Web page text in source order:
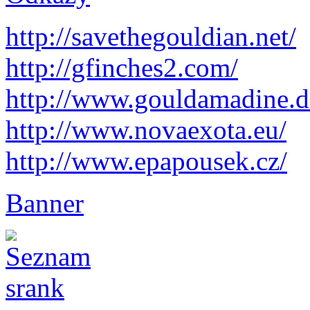
http://savethegouldian.net/
http://gfinches2.com/
http://
http://www.novaexota.eu/
http://www.epapousek.cz/
Banner